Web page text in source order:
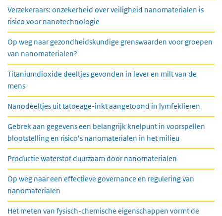
Verzekeraars: onzekerheid over veiligheid nanomaterialen is
risico voor nanotechnologie
Op weg naar gezondheidskundige grenswaarden voor groepen
van nanomaterialen?
Titaniumdioxide deeltjes gevonden in lever en milt van de
mens
Nanodeeltjes uit tatoeage-inkt aangetoond in lymfeklieren
Gebrek aan gegevens een belangrijk knelpunt in voorspellen
blootstelling en risico’s nanomaterialen in het milieu
Productie waterstof duurzaam door nanomaterialen
Op weg naar een effectieve governance en regulering van
nanomaterialen
Het meten van fysisch-chemische eigenschappen vormt de